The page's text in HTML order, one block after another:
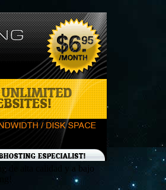
de alta calidad y a bajo